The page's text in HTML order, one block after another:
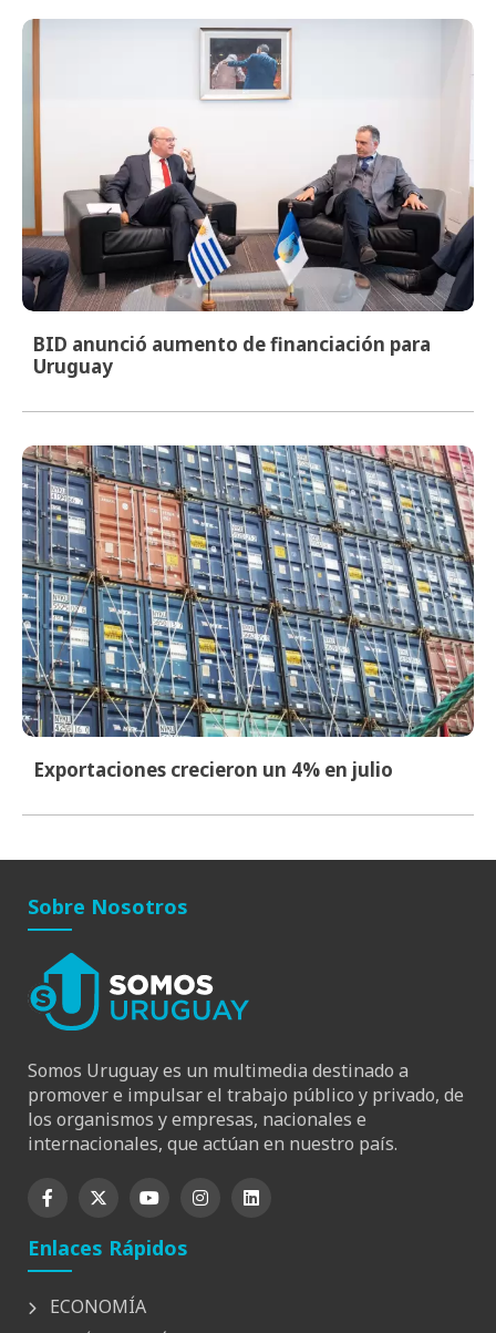
BID anunció aumento de financiación para
Uruguay
Exportaciones crecieron un 4% en julio
Sobre Nosotros
Somos Uruguay es un multimedia destinado a
promover e impulsar el trabajo público y privado, de
los organismos y empresas, nacionales e
internacionales, que actúan en nuestro país.
Enlaces Rápidos
ECONOMÍA